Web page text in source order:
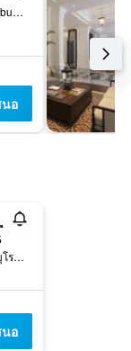
Dusun Tanjungan Borobudur, บุโรพุทโธ, อินโดนีเซีย
นอ
ร์
Jl. Balaputradewa 10, บุโรพุทโธ, อินโดนีเซีย
นอ